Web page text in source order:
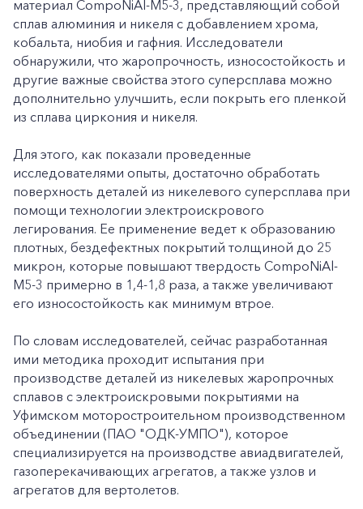
материал CompoNiAl-M5-3, представляющий собой
сплав алюминия и никеля с добавлением хрома,
кобальта, ниобия и гафния. Исследователи
обнаружили, что жаропрочность, износостойкость и
другие важные свойства этого суперсплава можно
дополнительно улучшить, если покрыть его пленкой
из сплава циркония и никеля.
Для этого, как показали проведенные
исследователями опыты, достаточно обработать
поверхность деталей из никелевого суперсплава при
помощи технологии электроискрового
легирования. Ее применение ведет к образованию
плотных, бездефектных покрытий толщиной до 25
микрон, которые повышают твердость CompoNiAl-
M5-3 примерно в 1,4-1,8 раза, а также увеличивают
его износостойкость как минимум втрое.
По словам исследователей, сейчас разработанная
ими методика проходит испытания при
производстве деталей из никелевых жаропрочных
сплавов с электроискровыми покрытиями на
Уфимском моторостроительном производственном
объединении (ПАО "ОДК-УМПО"), которое
специализируется на производстве авиадвигателей,
газоперекачивающих агрегатов, а также узлов и
агрегатов для вертолетов.